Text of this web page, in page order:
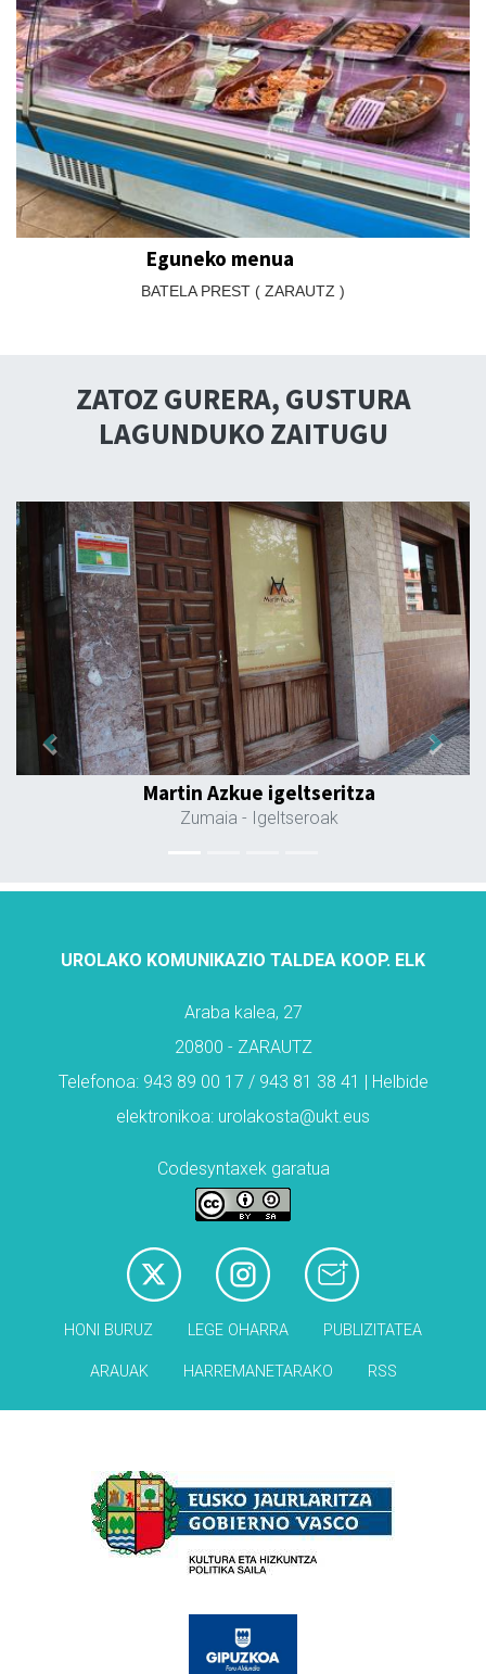
Eguneko menua
BATELA PREST ( ZARAUTZ )
ZATOZ GURERA, GUSTURA
LAGUNDUKO ZAITUGU
Iturralde garraioak
Azkoitia - Garraioak
Previous Next
UROLAKO KOMUNIKAZIO TALDEA KOOP. ELK
Araba kalea, 27
20800 - ZARAUTZ
Telefonoa: 943 89 00 17 / 943 81 38 41 | Helbide
elektronikoa: urolakosta@ukt.eus
Codesyntaxek garatua
HONI BURUZ LEGE OHARRA PUBLIZITATEA
ARAUAK HARREMANETARAKO RSS